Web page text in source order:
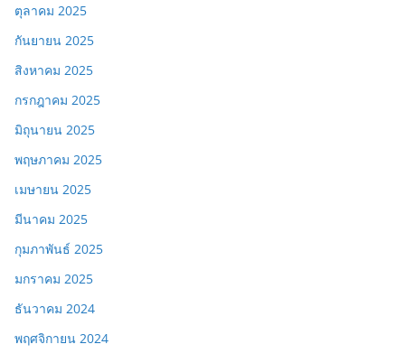
ตุลาคม 2025
กันยายน 2025
สิงหาคม 2025
กรกฎาคม 2025
มิถุนายน 2025
พฤษภาคม 2025
เมษายน 2025
มีนาคม 2025
กุมภาพันธ์ 2025
มกราคม 2025
ธันวาคม 2024
พฤศจิกายน 2024